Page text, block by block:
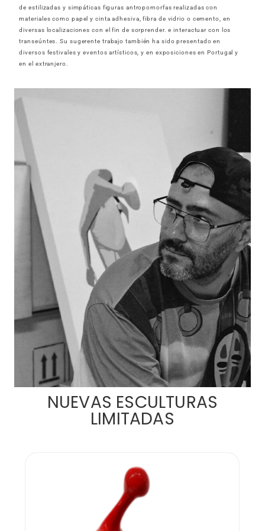
de estilizadas y simpáticas figuras antropomorfas realizadas con
materiales como papel y cinta adhesiva, fibra de vidrio o cemento, en
diversas localizaciones con el fin de sorprender. e interactuar con los
transeúntes. Su sugerente trabajo también ha sido presentado en
diversos festivales y eventos artísticos, y en exposiciones en Portugal y
en el extranjero.
NUEVAS ESCULTURAS
LIMITADAS